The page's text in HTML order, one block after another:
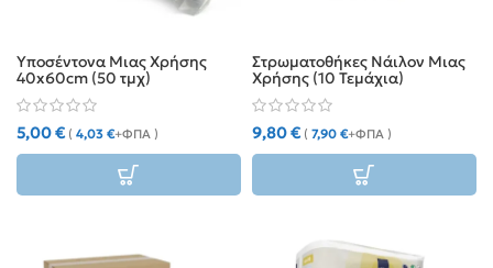
Υποσέντονα Μιας Χρήσης
40x60cm (50 τμχ)
5,00€ ( 4,03 €+ΦΠΑ )
Στρωματοθήκες Νάιλον Μιας
Χρήσης (10 Τεμάχια)
9,80€ ( 7,90 €+ΦΠΑ )